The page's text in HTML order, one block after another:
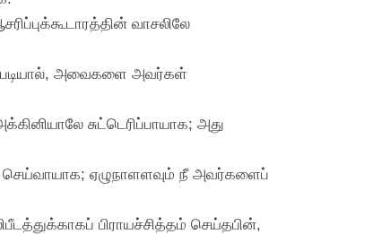
வாசலிலே
அவைகளை அவர்கள்
சுட்டெரிப்பாயாக; அது
செய்வாயாக; ஏழுநாளளவும் நீ அவர்களைப்
பிராயச்சித்தம் செய்தபின்,